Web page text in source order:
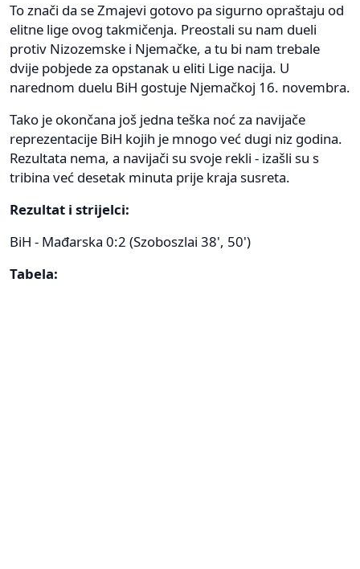
To znači da se Zmajevi gotovo pa sigurno opraštaju od
elitne lige ovog takmičenja. Preostali su nam dueli
protiv Nizozemske i Njemačke, a tu bi nam trebale
dvije pobjede za opstanak u eliti Lige nacija. U
narednom duelu BiH gostuje Njemačkoj 16. novembra.
Tako je okončana još jedna teška noć za navijače
reprezentacije BiH kojih je mnogo već dugi niz godina.
Rezultata nema, a navijači su svoje rekli - izašli su s
tribina već desetak minuta prije kraja susreta.
Rezultat i strijelci:
BiH - Mađarska 0:2 (Szoboszlai 38', 50')
Tabela: